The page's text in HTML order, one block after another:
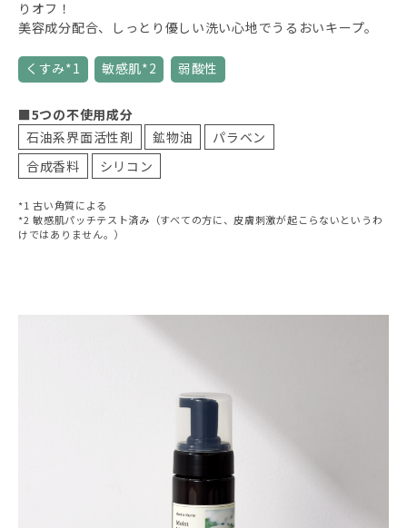
りオフ！
美容成分配合、しっとり優しい洗い心地でうるおいキープ。
くすみ*1 敏感肌*2 弱酸性
■5つの不使用成分
石油系界面活性剤
鉱物油
パラベン
合成香料
シリコン
*1 古い角質による
*2 敏感肌パッチテスト済み（すべての方に、皮膚刺激が起こらないというわ
けではありません。）